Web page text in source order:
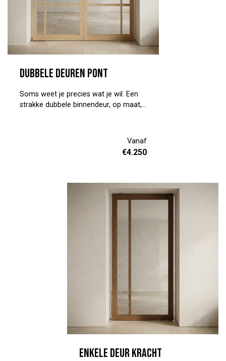
Dubbele deuren Pont
Soms weet je precies wat je wil. Een
strakke dubbele binnendeur, op maat,
eiken of noten, met de afwerking en
bepaalt de roedes, jij kiest de maat. Wij
eens binnen in onze toonkamers dan
Vanaf
€4.250
Enkele deur Kracht